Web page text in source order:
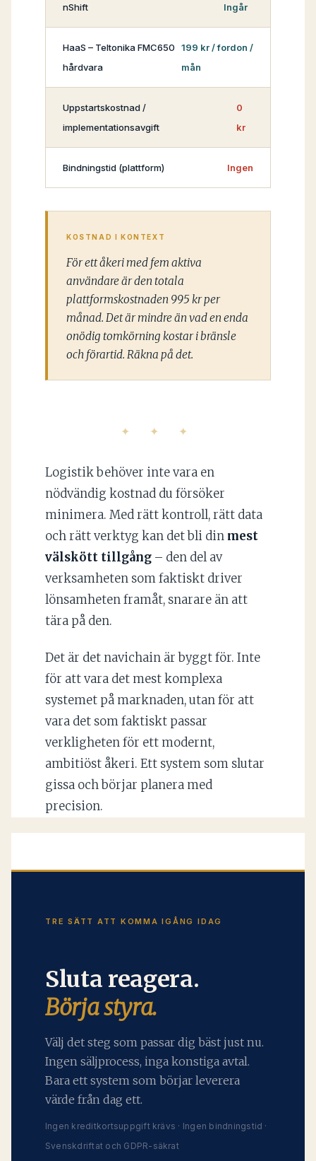
nShift
Ingår
HaaS – Teltonika FMC650
hårdvara
199 kr / fordon /
mån
Uppstartskostnad /
implementationsavgift
0
kr
Bindningstid (plattform) Ingen
KOSTNAD I KONTEXT
För ett åkeri med fem aktiva
användare är den totala
plattformskostnaden 995 kr per
månad. Det är mindre än vad en enda
onödig tomkörning kostar i bränsle
och förartid. Räkna på det.
✦ ✦ ✦
Logistik behöver inte vara en
nödvändig kostnad du försöker
minimera. Med rätt kontroll, rätt data
och rätt verktyg kan det bli din mest
välskött tillgång – den del av
verksamheten som faktiskt driver
lönsamheten framåt, snarare än att
tära på den.
Det är det navichain är byggt för. Inte
för att vara det mest komplexa
systemet på marknaden, utan för att
vara det som faktiskt passar
verkligheten för ett modernt,
ambitiöst åkeri. Ett system som slutar
gissa och börjar planera med
precision.
TRE SÄTT ATT KOMMA IGÅNG IDAG
Sluta reagera.
Börja styra.
Välj det steg som passar dig bäst just nu.
Ingen säljprocess, inga konstiga avtal.
Bara ett system som börjar leverera
värde från dag ett.
Ingen kreditkortsuppgift krävs · Ingen bindningstid ·
Svenskdriftat och GDPR-säkrat